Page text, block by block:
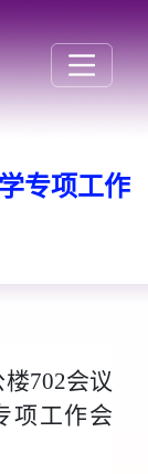
专项工作
702会议
项工作会